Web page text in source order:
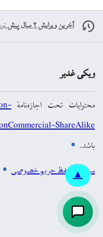
▲
آخرین ویرایش ۲ سال پیش
ویکی غدیر
محتوایات تحت اجازه‌نامهٔ
ShareAlike
باشد.
سیاست حفظ حریم خصوصی